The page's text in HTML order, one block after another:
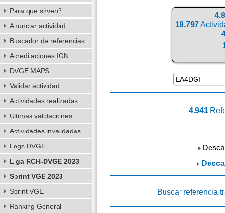
18.797
4.941
Buscar referencia
Para que sirven?
Anunciar actividad
Buscador de referencias
Acreditaciones IGN
DVGE MAPS
Validar actividad
Actividades realizadas
Ultimas validaciones
Actividades invalidadas
Logs DVGE
Liga RCH-DVGE 2023
Sprint VGE 2023
Sprint VGE
Ranking General